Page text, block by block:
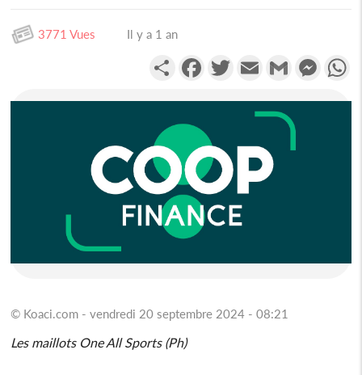
3771 Vues Il y a 1 an
PartagerFacebookTwitterEmail Gmail
© Koaci.com - vendredi 20 septembre 2024 - 08:21
Les maillots One All Sports (Ph)